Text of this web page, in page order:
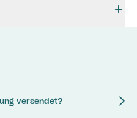
versendet?